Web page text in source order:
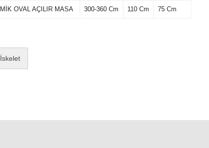
OVAL AÇILIR MASA 300-360 Cm 110 Cm 75 Cm